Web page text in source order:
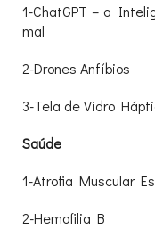
1-ChatGPT – a
mal
2-Drones Anfíbios
3-Tela de Vidro
Saúde
1-Atrofia Muscular
2-Hemofilia B